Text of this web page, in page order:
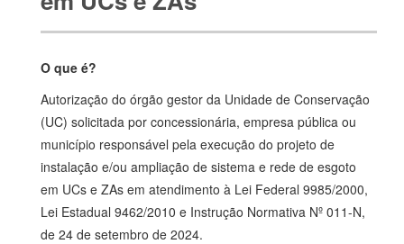
O que é?
Autorização do órgão gestor da Unidade de Conservação
(UC) solicitada por concessionária, empresa pública ou
município responsável pela execução do projeto de
instalação e/ou ampliação de sistema e rede de esgoto
em UCs e ZAs em atendimento à Lei Federal 9985/2000,
Lei Estadual 9462/2010 e Instrução Normativa Nº 011-N,
de 24 de setembro de 2024.